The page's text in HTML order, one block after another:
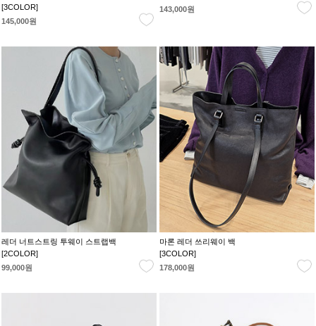
[3COLOR]
145,000원
143,000원
레더 너트스트링 투웨이 스트랩백
[2COLOR]
99,000원
마론 레더 쓰리웨이 백
[3COLOR]
178,000원